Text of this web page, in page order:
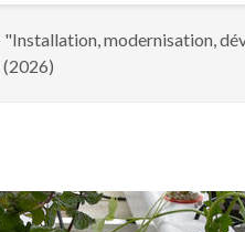
modernisation,